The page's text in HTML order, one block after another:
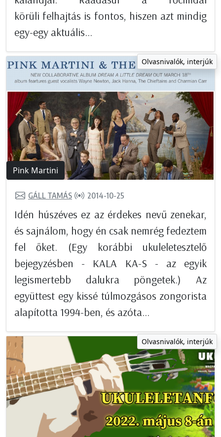
körüli felhajtás is fontos, hiszen azt mindig
egy-egy aktuális...
Olvasnivalók, interjúk
Pink Martini
GÁLL TAMÁS 2014-10-25
Idén húszéves ez az érdekes nevű zenekar,
és sajnálom, hogy én csak nemrég fedeztem
fel őket. (Egy korábbi ukuleletesztelő
bejegyzésben - KALA KA-S - az egyik
legismertebb dalukra pöngetek.) Az
együttest egy kissé túlmozgásos zongorista
alapította 1994-ben, és azóta...
Olvasnivalók, interjúk